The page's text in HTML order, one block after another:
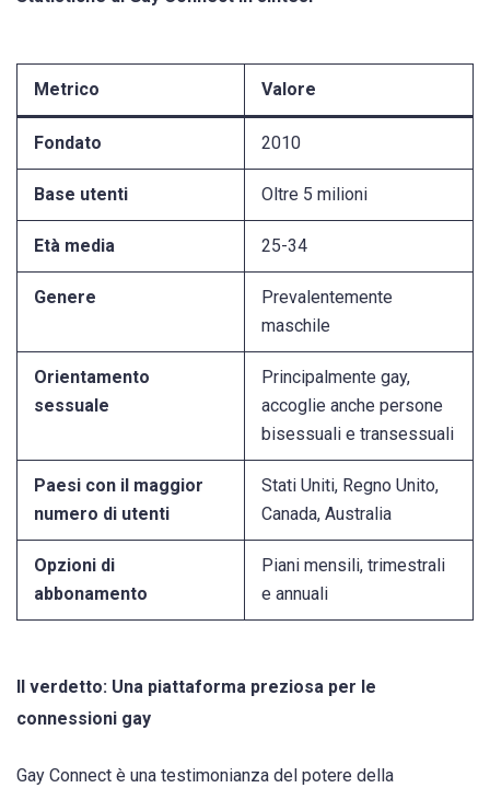
Metrico Valore
Fondato 2010
Base utenti Oltre 5 milioni
Età media 25-34
Genere
Prevalentemente
maschile
Orientamento
sessuale
Principalmente gay,
accoglie anche persone
bisessuali e transessuali
Paesi con il maggior
numero di utenti
Stati Uniti, Regno Unito,
Canada, Australia
Opzioni di
abbonamento
Piani mensili, trimestrali
e annuali
Il verdetto: Una piattaforma preziosa per le
connessioni gay
Gay Connect è una testimonianza del potere della